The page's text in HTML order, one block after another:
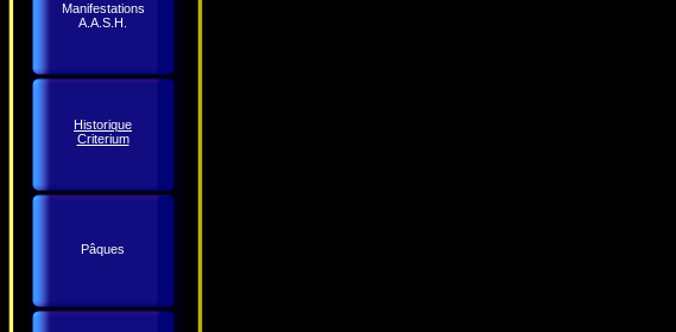
Manifestations
A.A.S.H.
Historique
Criterium
Pâques